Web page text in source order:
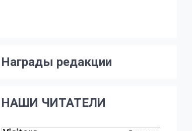
Награды редакции
НАШИ ЧИТАТЕЛИ